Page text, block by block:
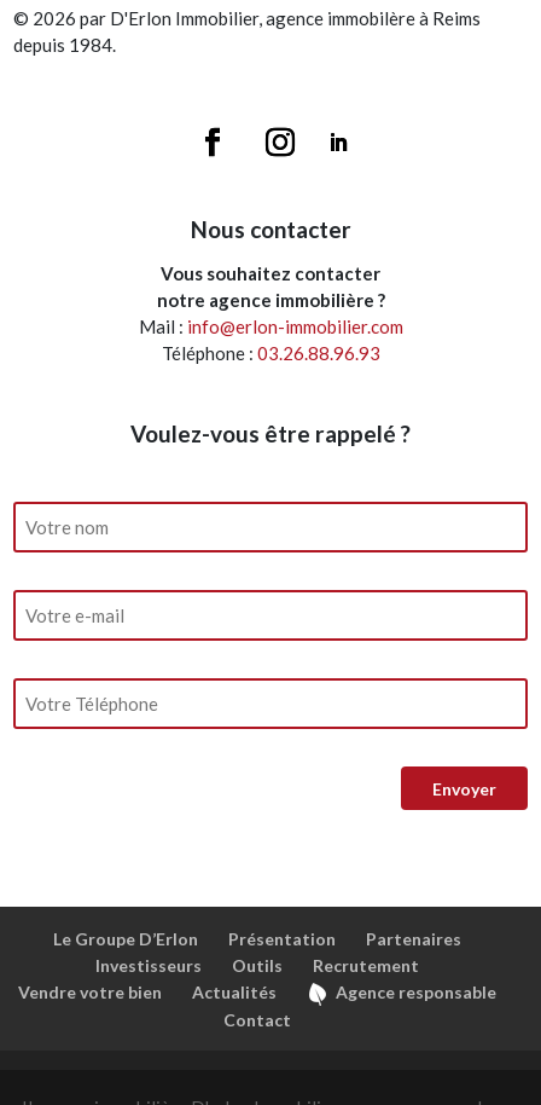
© 2026 par D'Erlon Immobilier, agence immobilère à Reims
depuis 1984.
Nous contacter
Vous souhaitez contacter
notre agence immobilière ?
Mail : info@erlon-immobilier.com
Téléphone : 03.26.88.96.93
Voulez-vous être rappelé ?
Le Groupe D’Erlon Présentation
Partenaires
Investisseurs
Outils
Recrutement
Vendre votre bien
Actualités
Agence responsable
Contact